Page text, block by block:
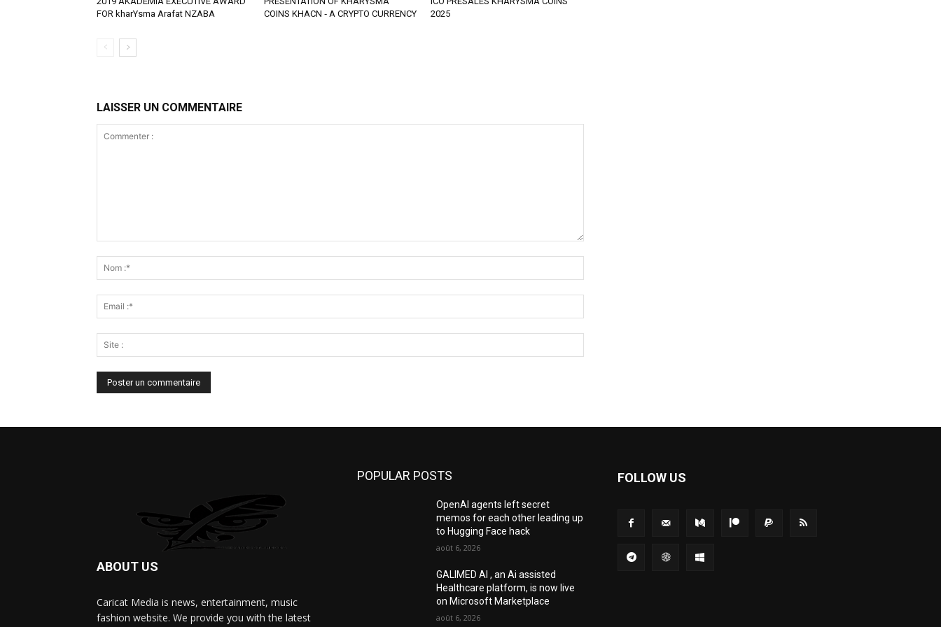
FOR kharYsma Arafat NZABA
COINS KHACN ‐ A CRYPTO CURRENCY
2025
LAISSER UN COMMENTAIRE
:*
:*
:
ABOUT US
Caricat Media is news, entertainment, music
fashion website. We provide you with the latest
POPULAR POSTS
OpenAI agents left secret
memos for each other leading up
to Hugging Face hack
août 6, 2026
GALIMED AI , an Ai assisted
Healthcare platform, is now live
on Microsoft Marketplace
août 6, 2026
FOLLOW US